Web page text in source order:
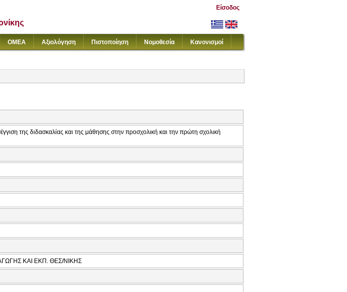
Είσοδος
ΟΜΕΑ Αξιολόγηση Πιστοποίηση Νομοθεσία Κανονισμοί
της διδασκαλίας και της μάθησης στην προσχολική και την πρώτη σχολική
ΚΑΙ ΕΚΠ. ΘΕΣ/ΝΙΚΗΣ